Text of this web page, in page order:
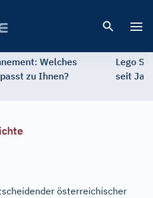
Welches
zu Ihnen?
Lego
seit
österreichischer